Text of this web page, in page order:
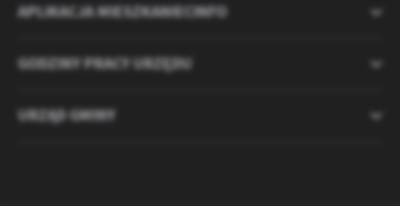
APLIKACJA MIESZKANIECINFO
GODZINY PRACY URZĘDU
URZĄD GMINY